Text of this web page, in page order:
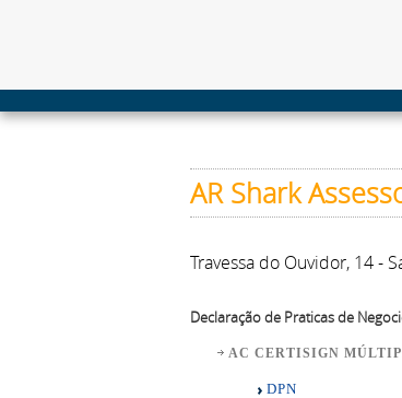
AR Shark
Travessa do Ouvidor, 14 -
Declaração de Praticas de
AC CERTISIGN
DPN